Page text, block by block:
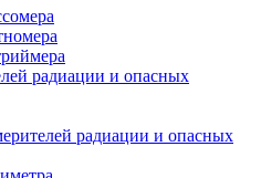
радиации и опасных
радиации и опасных